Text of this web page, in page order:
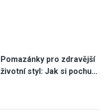
Pomazánky pro zdravější
životní styl: Jak si pochu…